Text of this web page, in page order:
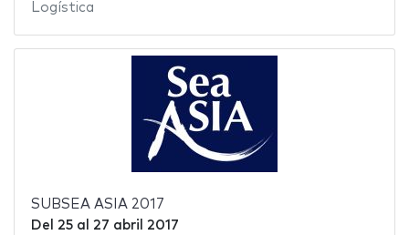
Logística
SUBSEA ASIA 2017
Del 25al 27 abril 2017